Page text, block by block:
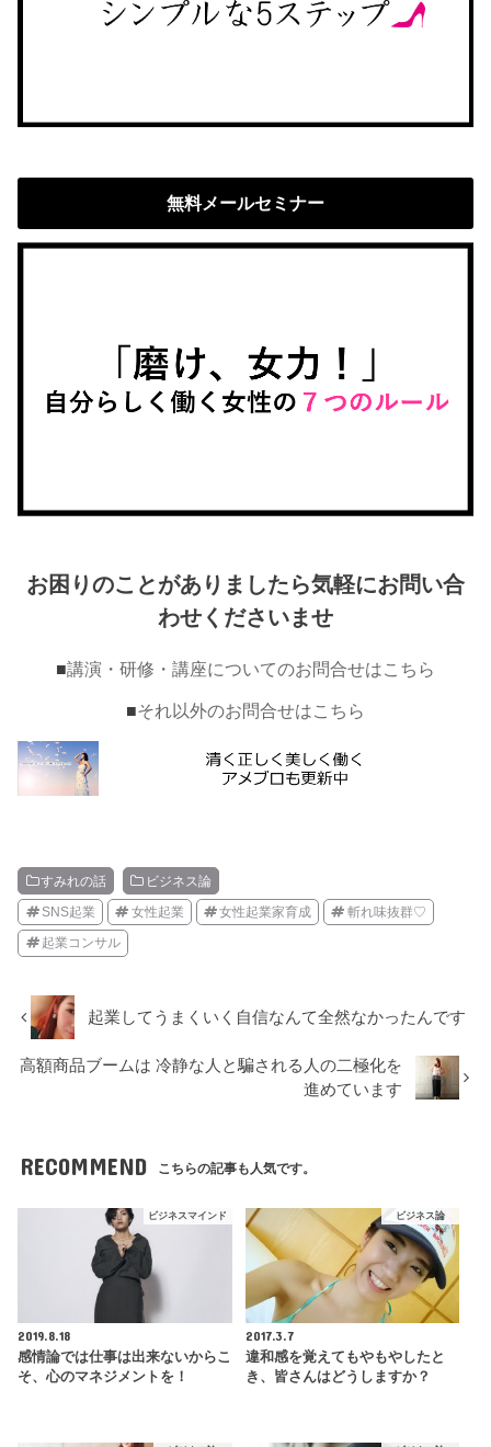
無料メールセミナー
お困りのことがありましたら気軽にお問い合
わせくださいませ
■講演・研修・講座についてのお問合せはこちら
■それ以外のお問合せはこちら
すみれの話 ビジネス論
SNS起業 女性起業 女性起業家育成 斬れ味抜群♡
起業コンサル
起業してうまくいく自信なんて全然なかったんです
高額商品ブームは 冷静な人と騙される人の二極化を
進めています
RECOMMEND こちらの記事も人気です。
ビジネスマインド
2019.8.18
感情論では仕事は出来ないからこ
そ、心のマネジメントを！
ビジネス論
2017.3.7
違和感を覚えてもやもやしたと
き、皆さんはどうしますか？